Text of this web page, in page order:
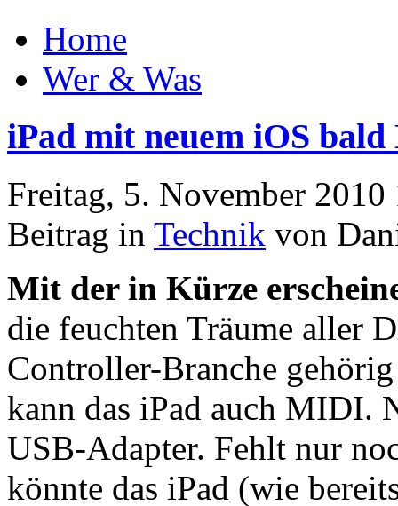
Home
Wer & Was
iPad mit neuem iOS
Freitag, 5. November
Beitrag in Technik von
Mit der in Kürze
die feuchten Träume aller
Controller-Branche
kann das iPad auch MIDI.
USB-Adapter. Fehlt nur
könnte das iPad (wie